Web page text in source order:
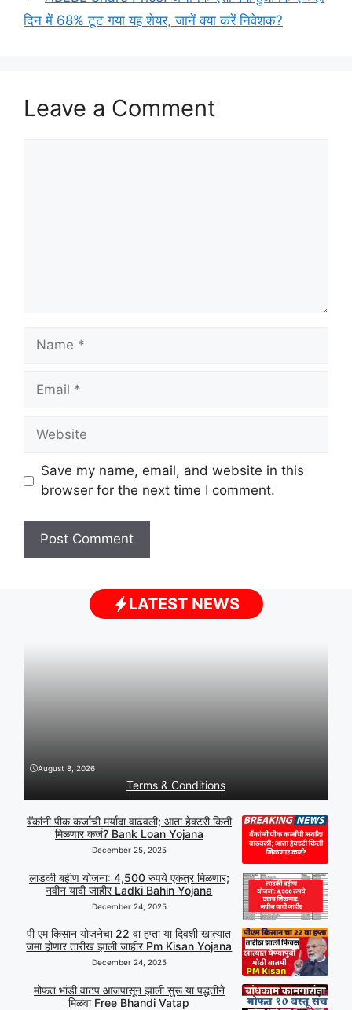
दिन में 68% टूट गया यह शेयर, जानें क्या करें निवेशक?
Leave a Comment
Name
Email
Website
Save my name, email, and website in this
browser for the next time I comment.
LATEST NEWS
August 8, 2026
Terms & Conditions
बँकांनी पीक कर्जाची मर्यादा वाढवली; आता हेक्टरी किती
मिळणार कर्ज? Bank Loan Yojana
December 25, 2025
लाडकी बहीण योजना: 4,500 रुपये एकत्र मिळणार;
नवीन यादी जाहीर Ladki Bahin Yojana
December 24, 2025
पी एम किसान योजनेचा 22 वा हप्ता या दिवशी खात्यात
जमा होणार तारीख झाली जाहीर Pm Kisan Yojana
December 24, 2025
मोफत भांडी वाटप आजपासून झाली सुरू या पद्धतीने
मिळवा Free Bhandi Vatap